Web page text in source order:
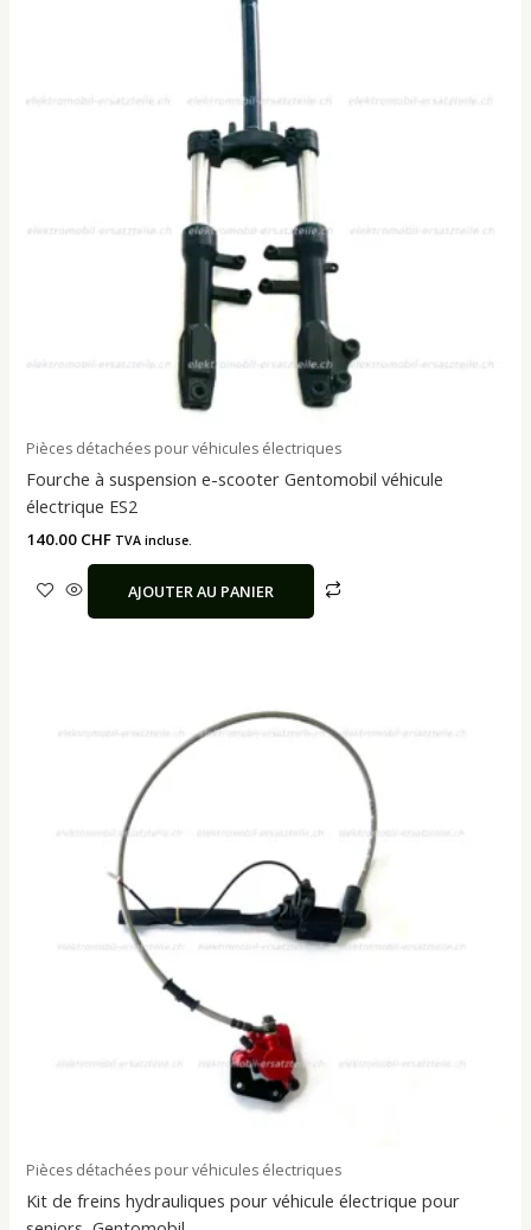
Pièces détachées pour véhicules électriques
Fourche à suspension e-scooter Gentomobil véhicule
électrique ES2
140.00 CHF TVA incluse.
AJOUTER AU PANIER
Pièces détachées pour véhicules électriques
Kit de freins hydrauliques pour véhicule électrique pour